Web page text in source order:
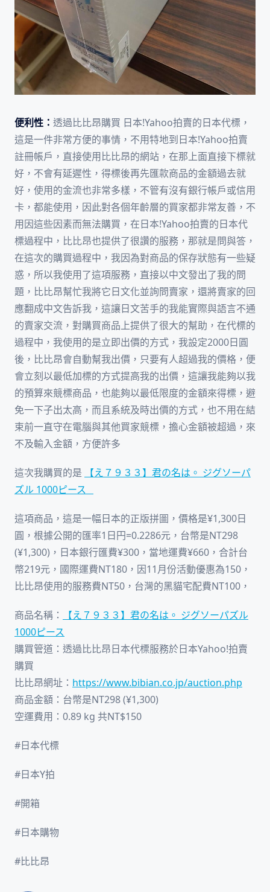
便利性： 透過比比昂購買 日本!Yahoo拍賣的日本代標，
這是一件非常方便的事情，不用特地到日本!Yahoo拍賣
註冊帳戶，直接使用比比昂的網站，在那上面直接下標就
好，不會有延遲性，得標後再先匯款商品的金額過去就
好，使用的金流也非常多樣，不管有沒有銀行帳戶或信用
卡，都能使用，因此對各個年齡層的買家都非常友善，不
用因這些因素而無法購買，在日本!Yahoo拍賣的日本代
標過程中，比比昂也提供了很讚的服務，那就是問與答，
在這次的購買過程中，我因為對商品的保存狀態有一些疑
惑，所以我使用了這項服務，直接以中文發出了我的問
題，比比昂幫忙我將它日文化並詢問賣家，還將賣家的回
應翻成中文告訴我，這讓日文苦手的我能實際與語言不通
的賣家交流，對購買商品上提供了很大的幫助，在代標的
過程中，我使用的是立即出價的方式，我設定2000日圓
後，比比昂會自動幫我出價，只要有人超過我的價格，便
會立刻以最低加標的方式提高我的出價，這讓我能夠以我
的預算來競標商品，也能夠以最低限度的金額來得標，避
免一下子出太高，而且系統及時出價的方式，也不用在結
束前一直守在電腦與其他買家競標，擔心金額被超過，來
不及輸入金額，方便許多
這次我購買的是
【え７９３３】君の名は。 ジグソーパ
ズル 1000ピース
這項商品，這是一幅日本的正版拼圖，價格是¥1,300日
圓，根據公開的匯率1日円=0.2286元，台幣是NT298
(¥1,300)，日本銀行匯費¥300，當地運費¥660，合計台
幣219元，國際運費NT180，因11月份活動優惠為150，
比比昂使用的服務費NT50，台灣的黑貓宅配費NT100，
商品名稱：
【え７９３３】君の名は。 ジグソーパズル
1000ピース
購買管道：透過比比昂日本代標服務於日本Yahoo!拍賣
購買
比比昂網址： https://www.bibian.co.jp/auction.php
商品金額：台幣是NT298 (¥1,300)
空運費用：0.89 kg 共NT$150
#日本代標
#日本Y拍
#開箱
#日本購物
#比比昂